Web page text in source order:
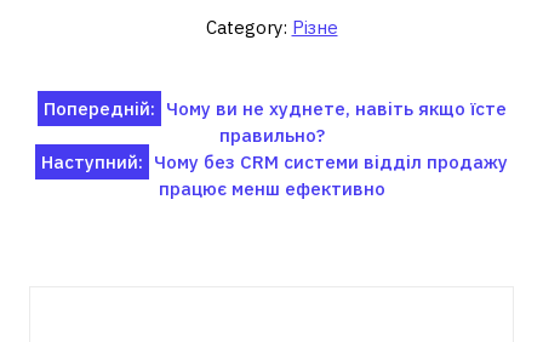
Category: Різне
Навігація
записів
Попередній: Чому ви не худнете, навіть якщо їсте
правильно?
Наступний: Чому без CRM системи відділ продажу
працює менш ефективно